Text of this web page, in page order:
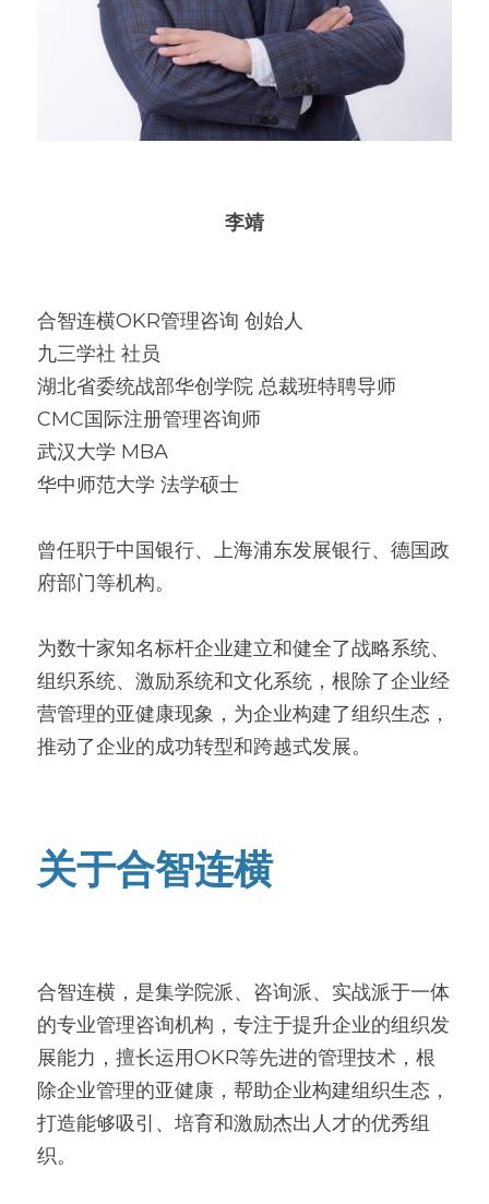
李靖
合智连横OKR管理咨询 创始人
九三学社 社员
湖北省委统战部华创学院 总裁班特聘导师
CMC国际注册管理咨询师
武汉大学 MBA
华中师范大学 法学硕士
曾任职于中国银行、上海浦东发展银行、德国政
府部门等机构。
为数十家知名标杆企业建立和健全了战略系统、
组织系统、激励系统和文化系统，根除了企业经
营管理的亚健康现象，为企业构建了组织生态，
推动了企业的成功转型和跨越式发展。
关于合智连横
合智连横，是集学院派、咨询派、实战派于一体
的专业管理咨询机构，专注于提升企业的组织发
展能力，擅长运用OKR等先进的管理技术，根
除企业管理的亚健康，帮助企业构建组织生态，
打造能够吸引、培育和激励杰出人才的优秀组
织。